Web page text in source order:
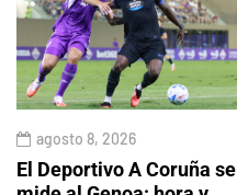
agosto 8, 2026
El Deportivo A Coruña se